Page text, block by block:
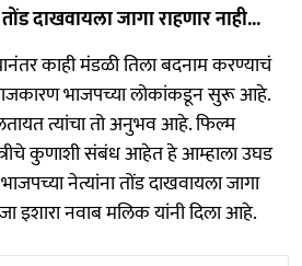
दाखवायला जागा राहणार नाही...
काही मंडळी तिला बदनाम करण्याचं
भाजपच्या लोकांकडून सुरू आहे.
त्यांचा तो अनुभव आहे. फिल्म
कुणाशी संबंध आहेत हे आम्हाला उघड
नेत्यांना तोंड दाखवायला जागा
इशारा नवाब मलिक यांनी दिला आहे.